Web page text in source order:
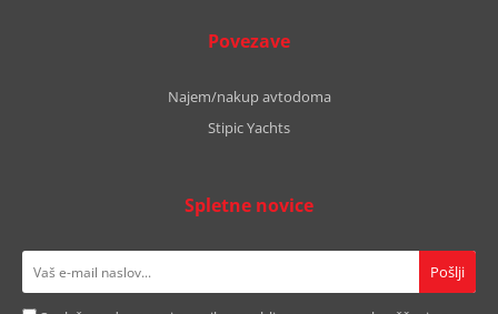
Povezave
Najem/nakup avtodoma
Stipic Yachts
Spletne novice